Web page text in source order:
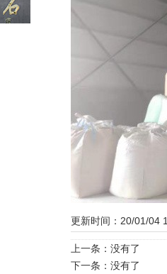
更新时间：20/01/
上一条：没有了
下一条：没有了